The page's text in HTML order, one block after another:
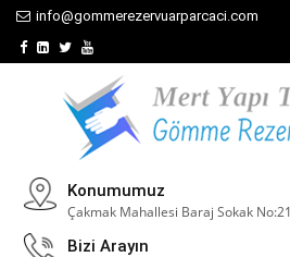
info@gommerezervuarparcaci.com
Konumumuz
Çakmak Mahallesi Baraj Sokak
Bizi Arayın